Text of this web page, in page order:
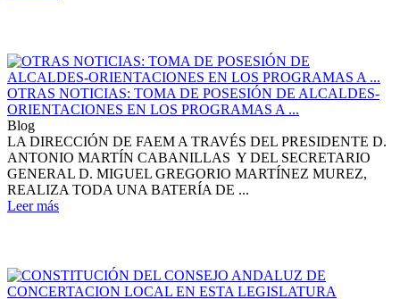
OTRAS NOTICIAS: TOMA DE POSESIÓN DE ALCALDES-
ORIENTACIONES EN LOS PROGRAMAS A ...
Blog
LA DIRECCIÓN DE FAEM A TRAVÉS DEL PRESIDENTE D.
ANTONIO MARTÍN CABANILLAS Y DEL SECRETARIO
GENERAL D. MIGUEL GREGORIO MARTÍNEZ MUREZ,
REALIZA TODA UNA BATERÍA DE ...
Leer más